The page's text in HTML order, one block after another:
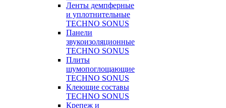
Ленты демпферные
и уплотнительные
TECHNO SONUS
Панели
звукоизоляционные
TECHNO SONUS
Плиты
шумопоглощающие
TECHNO SONUS
Клеющие составы
TECHNO SONUS
Крепеж и